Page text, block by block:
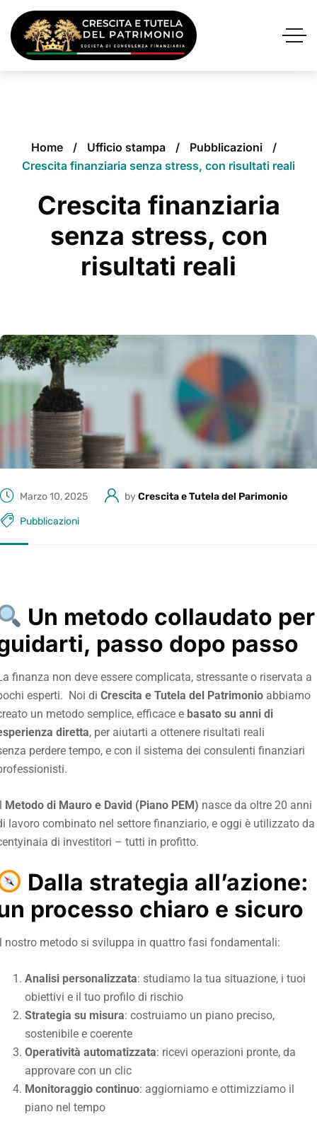
Home Ufficio stampa
Pubblicazioni
Crescita finanziaria senza stress, con risultati reali
Crescita finanziaria
senza stress, con
risultati reali
Marzo 10, 2025 byCrescita e Tutela del Parimonio
Pubblicazioni
Un metodo collaudato per
passo dopo passo
finanza non deve essere complicata, stressante o riservata a
esperti. Noi di Crescita e Tutela del Patrimonio abbiamo
un metodo semplice, efficace e basato su anni di
diretta, per aiutarti a ottenere risultati reali
perdere tempo, e con il sistema dei consulenti finanziari
Metodo di Mauro e David (Piano PEM) nasce da oltre 20 anni
lavoro combinato nel settore finanziario, e oggi è utilizzato da
di investitori – tutti in profitto.
Dalla strategia all’azione:
processo chiaro e sicuro
nostro metodo si sviluppa in quattro fasi fondamentali:
Analisi personalizzata: studiamo la tua situazione, i tuoi
obiettivi e il tuo profilo di rischio
Strategia su misura: costruiamo un piano preciso,
sostenibile e coerente
Operatività automatizzata: ricevi operazioni pronte, da
approvare con un clic
Monitoraggio continuo: aggiorniamo e ottimizziamo il
piano nel tempo